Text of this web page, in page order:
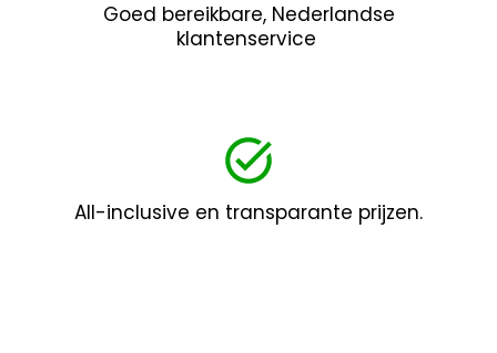
Goed bereikbare, Nederlandse
klantenservice
All-inclusive en transparante prijzen.